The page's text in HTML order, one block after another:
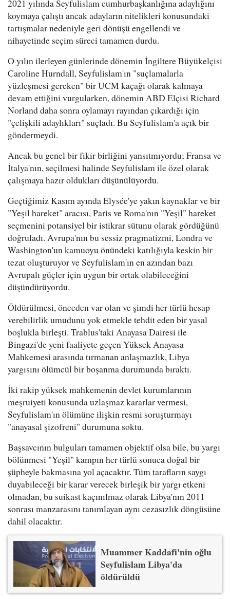
2021 yılında Seyfulislam cumhurbaşkanlığına adaylığını
koymaya çalıştı ancak adayların nitelikleri konusundaki
tartışmalar nedeniyle geri dönüşü engellendi ve
nihayetinde seçim süreci tamamen durdu.
O yılın ilerleyen günlerinde dönemin İngiltere Büyükelçisi
Caroline Hurndall, Seyfulislam'ın "suçlamalarla
yüzleşmesi gereken" bir UCM kaçağı olarak kalmaya
devam ettiğini vurgularken, dönemin ABD Elçisi Richard
Norland daha sonra oylamayı rayından çıkardığı için
"çelişkili adaylıkları" suçladı. Bu Seyfulislam'a açık bir
göndermeydi.
Ancak bu genel bir fikir birliğini yansıtmıyordu; Fransa ve
İtalya'nın, seçilmesi halinde Seyfulislam ile özel olarak
çalışmaya hazır oldukları düşünülüyordu.
Geçtiğimiz Kasım ayında Elysée'ye yakın kaynaklar ve bir
"Yeşil hareket" aracısı, Paris ve Roma'nın "Yeşil" hareket
seçmenini potansiyel bir istikrar sütunu olarak gördüğünü
doğruladı. Avrupa'nın bu sessiz pragmatizmi, Londra ve
Washington'un kamuoyu önündeki katılığıyla keskin bir
tezat oluşturuyor ve Seyfulislam'ın en azından bazı
Avrupalı güçler için uygun bir ortak olabileceğini
düşündürüyordu.
Öldürülmesi, önceden var olan ve şimdi her türlü hesap
verebilirlik umudunu yok etmekle tehdit eden bir yasal
boşlukla birleşti. Trablus'taki Anayasa Dairesi ile
Bingazi'de yeni faaliyete geçen Yüksek Anayasa
Mahkemesi arasında tırmanan anlaşmazlık, Libya
yargısını ölümcül bir boşanma durumunda bıraktı.
İki rakip yüksek mahkemenin devlet kurumlarının
meşruiyeti konusunda uzlaşmaz kararlar vermesi,
Seyfulislam'ın ölümüne ilişkin resmi soruşturmayı
"anayasal şizofreni" durumuna soktu.
Başsavcının bulguları tamamen objektif olsa bile, bu yargı
bölünmesi "Yeşil" kampın her türlü sonuca doğal bir
şüpheyle bakmasına yol açacaktır. Tüm tarafların saygı
duyabileceği bir karar verecek birleşik bir yargı etkeni
olmadan, bu suikast kaçınılmaz olarak Libya'nın 2011
sonrası manzarasını tanımlayan aynı cezasızlık döngüsüne
dahil olacaktır.
Muammer Kaddafi'nin oğlu
Seyfulislam Libya'da
öldürüldü